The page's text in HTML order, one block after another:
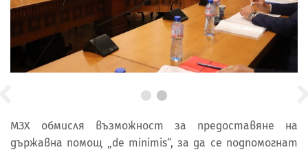
МЗХ обмисля възможност за предоставяне на
държавна помощ „de minimis“, за да се подпомогнат